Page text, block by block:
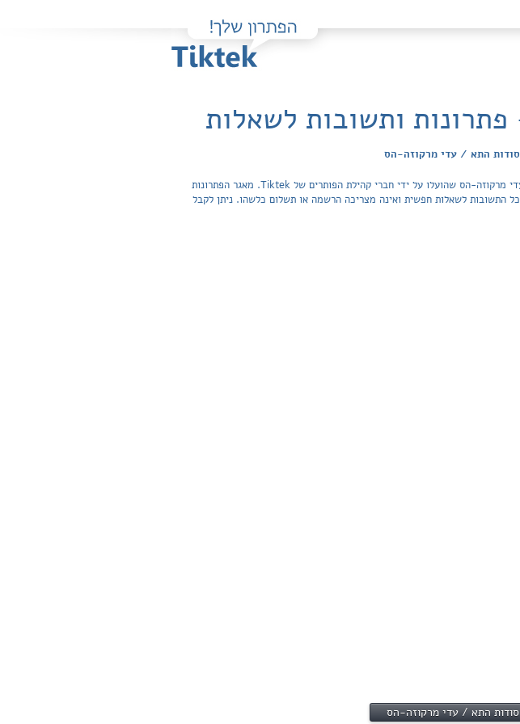
ותשובות לשאלות
התא / עדי מרקוזה-הס
פה תוכלו למצוא בקלות ובחינם פתרונות מלאים ותשובות מפורטות לשאלות מהספר סודות התא / עדי מרקוזה-הס שהועלו על ידי חברי קהילת הפותרים של Tiktek. מאגר הפתרונות
הגישה לפתרונות והצפייה בכל התשובות לשאלות חפשית ואינה מצריכה הרשמה או תשלום כלשהו. ניתן לקבל
התא / עדי מרקוזה-הס